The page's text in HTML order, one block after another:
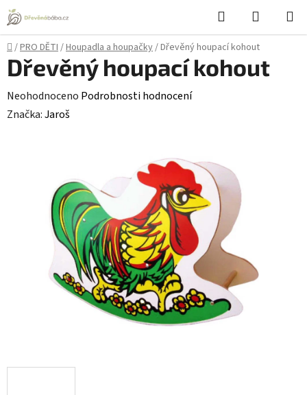
Přejít
na
obsah
Hledat
KOŠÍK
Domů
/PRO DĚTI/Houpadla a houpačky/Dřevěný houpací kohout
Dřevěný houpací kohout
Průměrné
hodnocení
hvězdiček.
Neohodnoceno Podrobnosti hodnocení
Značka:Jaroš